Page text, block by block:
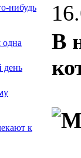
нибудь
одна
день
к
В